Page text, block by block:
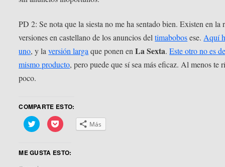
PD 2: Se nota que la siesta no me ha sentado bien. Existen en la
versiones en castellano de los anuncios deltimabobosese.Aquí
uno, y laversión largaque ponen enLa Sexta.Este otro no es
mismo producto, pero puede que sí sea más eficaz. Al menos te
poco.
COMPARTE ESTO:
Haz
clic
Twitter
abre
Haz
clic
Pocket
Más
ME GUSTA ESTO: